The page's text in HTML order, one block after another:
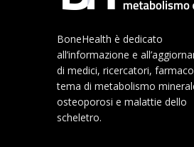
BoneHealth è dedicato
all’informazione e
di medici, ricercatori,
tema di metabolismo
osteoporosi e malattie dello
scheletro.